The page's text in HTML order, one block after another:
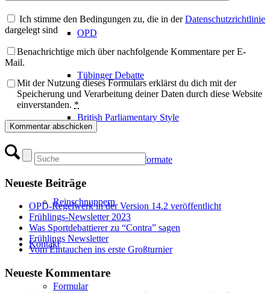
OPD
Tübinger Debatte
British Parliamentary Style
Weitere Debattierformate
Reinschnuppern
Kontakt
Formular
Ich stimme den Bedingungen zu, die in derDatenschutzrichtlinie
dargelegt sind
Benachrichtige mich über nachfolgende Kommentare per E-
Mail.
Mit der Nutzung dieses Formulars erklärst du dich mit der
Speicherung und Verarbeitung deiner Daten durch diese Website
einverstanden. *
Neueste Beiträge
OPD-Regelwerk in der Version 14.2 veröffentlicht
Frühlings-Newsletter 2023
Was Sportdebattierer zu “Contra” sagen
Frühlings Newsletter
Vom Eintauchen ins erste Großturnier
Neueste Kommentare